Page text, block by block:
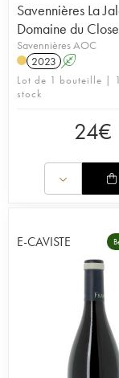
Savennières La
Domaine du
Savennières AOC
2023 A
Lot de 1 bouteille |
stock
24€
E-CAVISTE